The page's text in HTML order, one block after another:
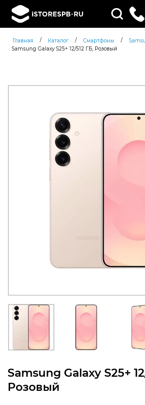
Поиск
товаров
Главная / Каталог / Смартфоны /
Samsung Galaxy S25+ 12/512 ГБ, Розовый
Samsung Galaxy S25+
Розовый
+7 812 318-40-14